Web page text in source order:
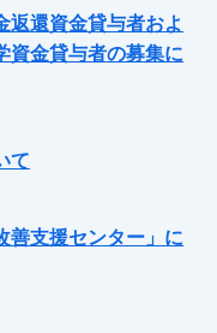
返還資金貸与者およ
資金貸与者の募集に
て
善支援センター」に